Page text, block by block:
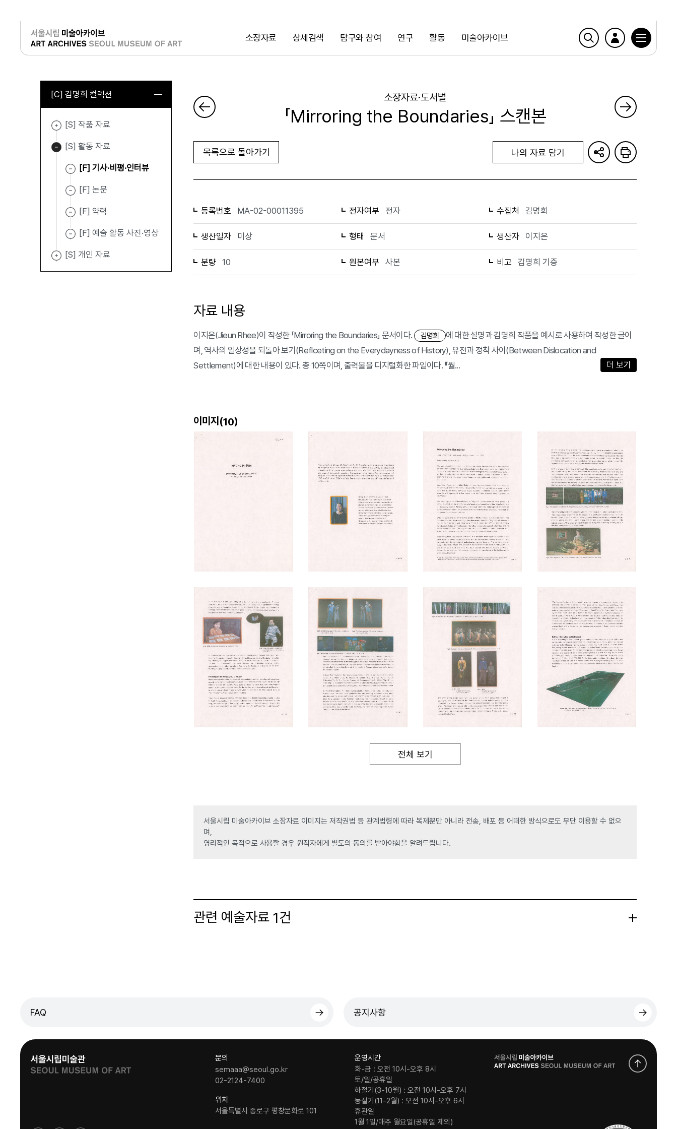
소장자료 상세검색 탐구와 참여 연구 활동 미술아카이브
검색
로그인
[C] 김명희 컬렉션
[S] 작품 자료
[S] 활동 자료
[F] 기사·비평·인터뷰
[F] 논문
[F] 약력
[F] 예술 활동 사진·영상
[S] 개인 자료
소장자료·도서별
「Mirroring the Boundaries」 스캔본
목록으로 돌아가기 나의 자료 담기
등록번호 MA-02-00011395 전자여부 전자 수집처 김명희
생산일자 미상 형태 문서 생산자 이지은
분량 10 원본여부 사본 비고 김명희 기증
자료 내용
이지은(Jieun Rhee)이 작성한 「Mirroring the Boundaries」 문서이다. 김명희
에 대한 설명과 김명희 작품을 예시로 사용하여 작성한 글이
며, 역사의 일상성을 되돌아 보기(Reflceting on the Everydayness of History), 유전과 정착 사이(Between Dislocation and
Settlement)에 대한 내용이 있다. 총 10쪽이며, 출력물을 디지털화한 파일이다. 『월...
더 보기
이미지(10)
전체 보기
서울시립 미술아카이브 소장자료 이미지는 저작권법 등 관계법령에 따라 복제뿐만 아니라 전송, 배포 등 어떠한 방식으로도 무단 이용할 수 없으
며,
영리적인 목적으로 사용할 경우 원작자에게 별도의 동의를 받아야함을 알려드립니다.
관련 예술자료 1건
FAQ 공지사항
문의
semaaa@seoul.go.kr
02-2124-7400
위치
서울특별시 종로구 평창문화로 101
운영시간
화-금 : 오전 10시-오후 8시
토/일/공휴일
하절기(3-10월) : 오전 10시-오후 7시
동절기(11-2월) : 오전 10시-오후 6시
휴관일
1월 1일/매주 월요일(공휴일 제외)
로
고